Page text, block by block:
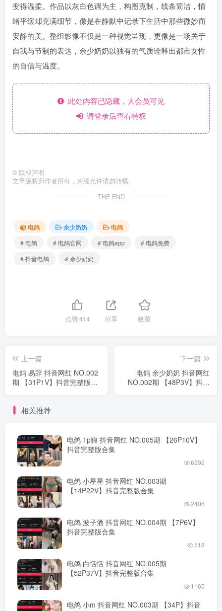
变得温柔。作品以灰白色调为主，构图克制，线条简洁，情
绪平缓却充满细节，像是在静默中记录下生活中那些微妙而
安静的美。整组影像不仅是一种视觉呈现，更像是一场关于
自我与节制的表达，余少奶奶以独有的气质诠释出都市女性
的自信与温度。
此处内容已隐藏，大会员可见
请登录后查看特权
© 版权声明
文章版权归作者所有，未经允许请勿转载。
THE END
电鸽 余少奶奶
电鸽
# 电鸽
# 电鸽官网 # 电鸽app
# 电鸽免费
# 抖音电鸽
# 余少奶奶
点赞414 分享 收藏
上一篇
电鸽 易辞 抖音网红 NO.002
期 【31P1V】抖音完整版合
下一篇
电鸽 余少奶奶 抖音网红
NO.002期 【48P3V】抖音
相关推荐
电鸽 1p狼 抖音网红 NO.005期 【26P10V】
抖音完整版合集
6392
电鸽 小星星 抖音网红 NO.003期
【14P22V】抖音完整版合集
2406
电鸽 波子酒 抖音网红 NO.004期 【7P6V】
抖音完整版合集
518
电鸽 白恬恬 抖音网红 NO.005期
【52P37V】抖音完整版合集
1165
电鸽 小m 抖音网红 NO.003期 【34P】抖音